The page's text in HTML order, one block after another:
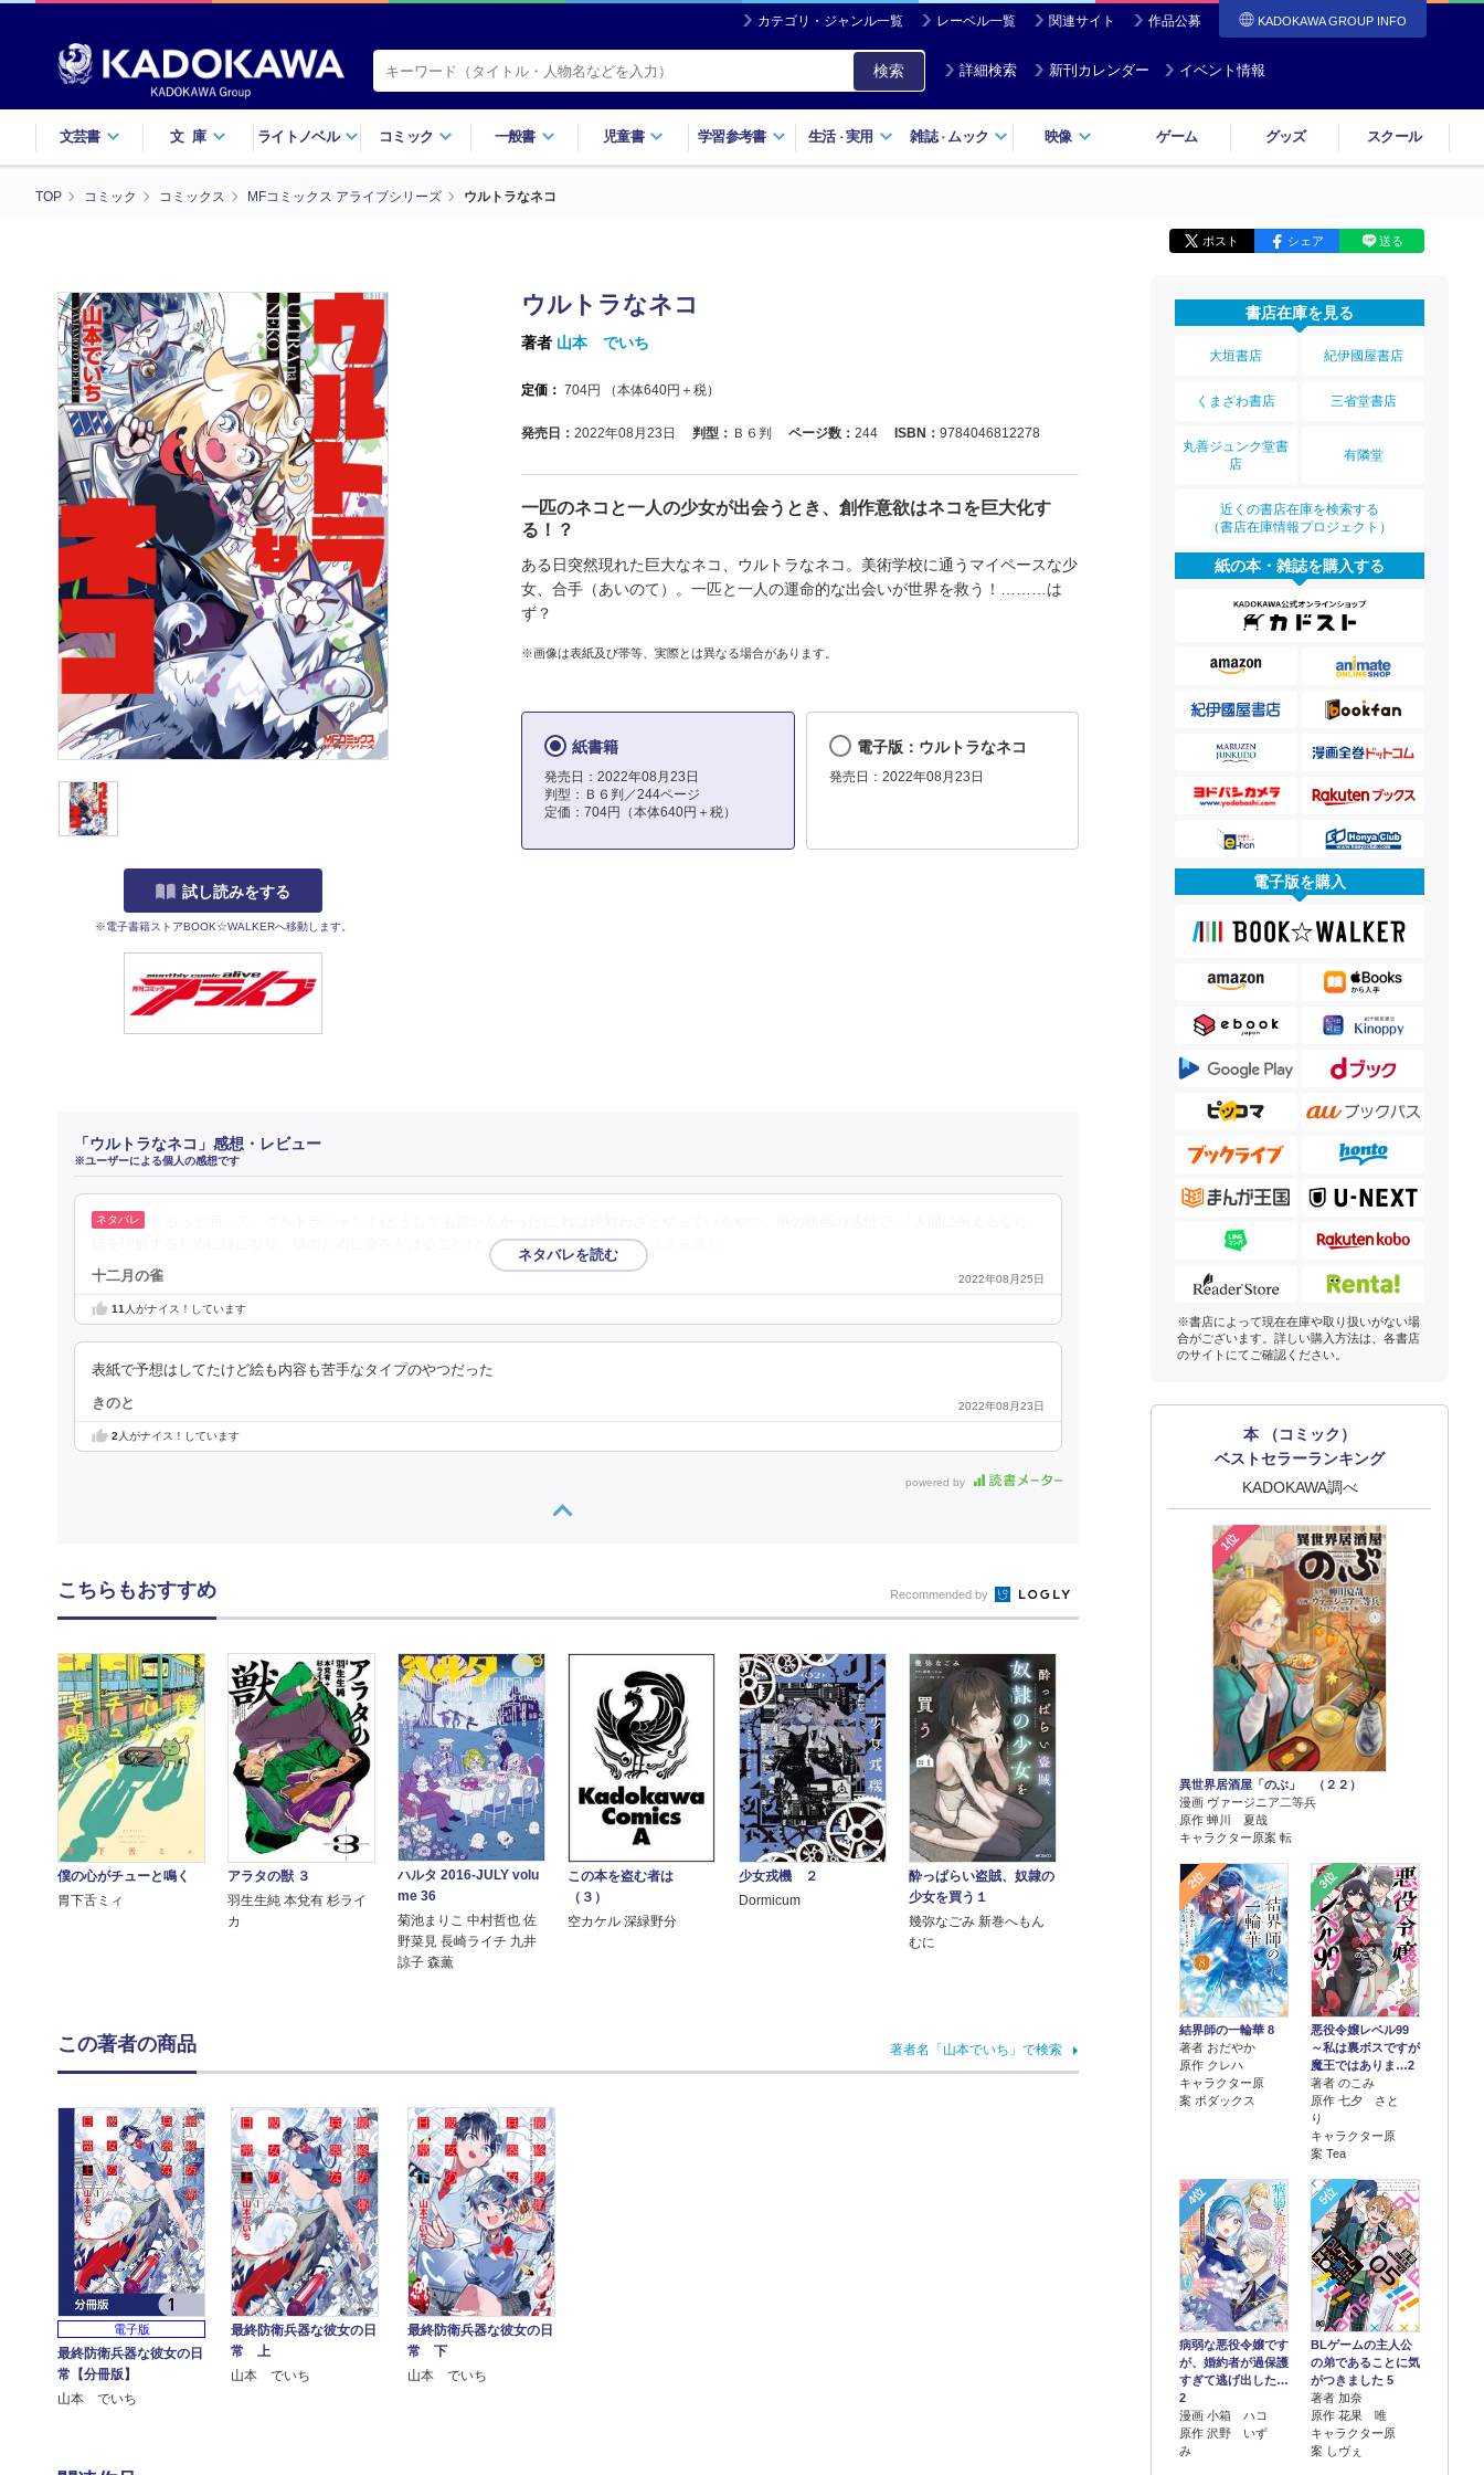
カテゴリ・ジャンル一覧 レーベル一覧 関連サイト 作品公募 KADOKAWA GROUP INFO
検索 詳細検索 新刊カレンダー イベント情報
文芸書 文庫 ライトノベル コミック 一般書 児童書 学習参考書 生活・実用 雑誌・ ムック 映像 ゲーム グッズ スクール
TOP コミック コミックス MFコミックス アライブシリーズ ウルトラなネコ
ポスト シェア 送る
試し読みをする
※電子書籍ストアBOOK☆WALKERへ移動します。
ウルトラなネコ
著者 山本 でいち
定価： 704円 （本体640円＋税）
発売日： 2022年08月23日 判型： Ｂ６判 ページ数： 244 ISBN： 9784046812278
一匹のネコと一人の少女が出会うとき、創作意欲はネコを巨大化す
る！？
ある日突然現れた巨大なネコ、ウルトラなネコ。美術学校に通うマイペースな少
女、合手（あいのて）。一匹と一人の運命的な出会いが世界を救う！………は
ず？
※画像は表紙及び帯等、実際とは異なる場合があります。
紙書籍
発売日：2022年08月23日
判型：Ｂ６判／244ページ
定価：704円（本体640円＋税）
電子版：ウルトラなネコ
発売日：2022年08月23日
「ウルトラなネコ」感想・レビュー
※ユーザーによる個人の感想です
猫を理解するために猫になり、猫のために命をかけること｣というのがあった。絶対 …続きを読む
十二月の雀 2022年08月25日
11人がナイス！しています
表紙で予想はしてたけど絵も内容も苦手なタイプのやつだった
きのと 2022年08月23日
2 人がナイス！しています
powered by
書店在庫を見る
大垣書店 紀伊國屋書店
くまざわ書店 三省堂書店
丸善ジュンク堂書
店
有隣堂
近くの書店在庫を検索する
（書店在庫情報プロジェクト）
紙の本・雑誌を購入する
電子版を購入
※書店によって現在在庫や取り扱いがない場
合がございます。詳しい購入方法は、各書店
のサイトにてご確認ください。
本 （コミック）
ベストセラーランキング
KADOKAWA調べ
1位
異世界居酒屋「のぶ」 （２２）
漫画 ヴァージニア二等兵
原作 蝉川 夏哉
キャラクター原案 転
2位
結界師の一輪華 8
著者 おだやか
原作 クレハ
キャラクター原
案 ボダックス
3位
悪役令嬢レベル99
～私は裏ボスですが
魔王ではありま…2
著者 のこみ
原作 七夕 さと
り
キャラクター原
案 Tea
4位
病弱な悪役令嬢です
が、婚約者が過保護
すぎて逃げ出した…
2
漫画 小箱 ハコ
原作 沢野 いず
み
5位
BLゲームの主人公
の弟であることに気
がつきました 5
著者 加奈
原作 花果 唯
キャラクター原
案 しヴぇ
こちらもおすすめ Recommended by
僕の心がチューと鳴く
胃下舌ミィ
アラタの獣 ３
羽生生純 本兌有 杉ライ
カ
ハルタ 2016-JULY volu
me 36
菊池まりこ 中村哲也 佐
野菜見 長崎ライチ 九井
諒子 森薫
この本を盗む者は
（３）
空カケル 深緑野分
少女戎機 ２
Dormicum
酔っぱらい盗賊、奴隷の
少女を買う１
幾弥なごみ 新巻へもん
むに
この著者の商品 著者名「山本でいち」で検索
電子版
最終防衛兵器な彼女の日
常【分冊版】
山本 でいち
最終防衛兵器な彼女の日
常 上
山本 でいち
最終防衛兵器な彼女の日
常 下
山本 でいち